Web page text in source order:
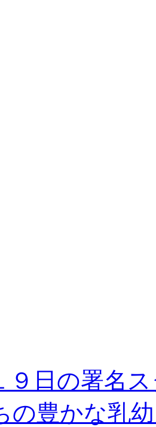
日の署名ス
の豊かな乳